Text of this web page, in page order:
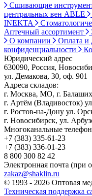
Сшивающие
центральных вен ABLE
INEKTA
Аптечный ассортимент
О компании
Оплата и
конфиденциальности
Юридический адрес
630090, Россия,
ул. Демакова, 30, оф. 901
Адреса складов:
г. Москва, МО, г.
г. Артём (Владивосток)
г. Ростов-на-Дону ул.
г. Новосибирск, ул.
Многоканальные
+7 (383) 335-61-23
+7 (383) 336-01-23
8 800 300 82 42
Электронная почта (при
zakaz@shaklin.ru
© 1993 - 2026 Оптовая
Техническая поддержка